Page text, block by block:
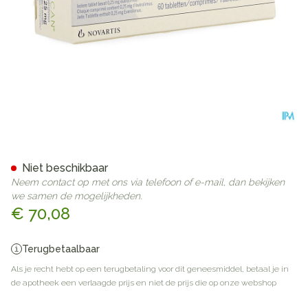
€ 70,08
Terugbetaalbaar
Als je recht hebt op een terugbetaling voor dit geneesmiddel, betaal je in
de apotheek een verlaagde prijs en niet de prijs die op onze webshop
Niet beschikbaar
Neem contact op met ons via telefoon of e-mail, dan bekijken
we samen de mogelijkheden.